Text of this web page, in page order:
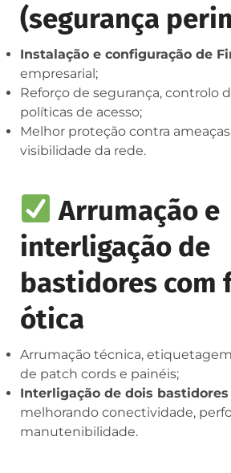
(segurança
Instalação e configuração de
empresarial;
Reforço de segurança, controlo
políticas de acesso;
Melhor proteção contra
visibilidade da rede.
Arrumação e
interligação de
bastidores com
ótica
Arrumação técnica,
de patch cords e painéis;
Interligação de dois
melhorando conectividade,
manutenibilidade.